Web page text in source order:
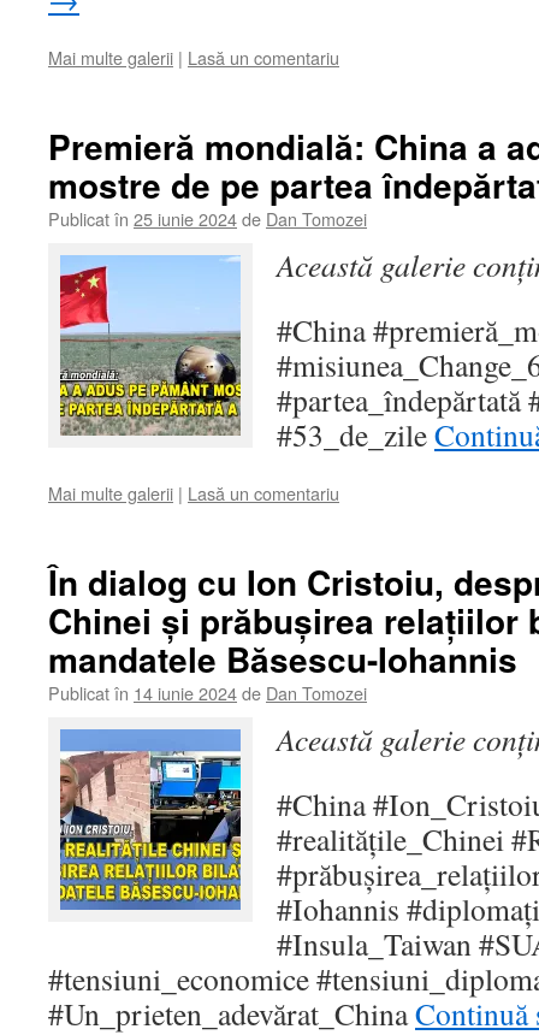
Mai multe galerii | Lasă un comentariu
Premieră mondială: China a
mostre de pe partea
Publicat în 25 iunie 2024de Dan Tomozei
Această galerie
#China
#partea_îndepărtată
#53_de_zile
Mai multe galerii | Lasă un comentariu
În dialog cu Ion Cristoiu,
Chinei și prăbușirea relațiilor
mandatele Băsescu-Iohannis
Publicat în 14 iunie 2024de Dan Tomozei
Această galerie
#China
#realitățile_Chinei
#Iohannis
#Insula_Taiwan
#tensiuni_economice
#Un_prieten_adevărat_ChinaContinuă